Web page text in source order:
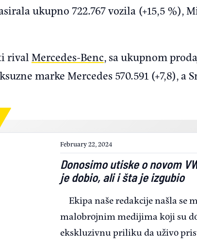
ukupno 722.767 vozila (+15,5 %),
rivalMercedes-Benc, sa ukupnom
marke Mercedes 570.591 (+7,8), a
February 22, 2024
Donosimo utiske o novom
je dobio, ali i šta je izgubio
Ekipa naše redakcije našla se
malobrojnim medijima koji su
ekskluzivnu priliku da uživo